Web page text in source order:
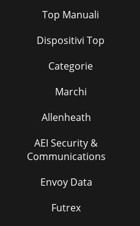
Top Manuali
Dispositivi Top
Categorie
Marchi
Allenheath
AEI Security &
Communications
Envoy Data
Futrex